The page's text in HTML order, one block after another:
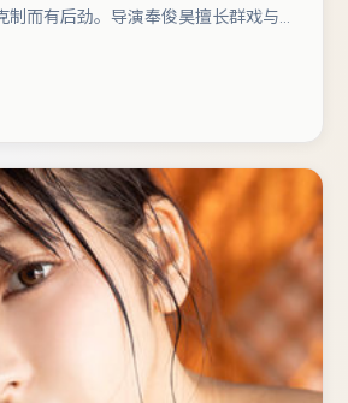
制而有后劲。导演奉俊昊擅长群戏与空
颂文等，角色动机前后呼应，适合喜欢
。若你偏爱强类型与清晰主线，这部作